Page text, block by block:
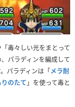
ン例(HP50%~)
(カウント開始)
(カウント3)
(カウント2)
(カウント1)
毒々しい光をまとって
パラディンを編成して
パラディンは「メラ耐
りのたて 」を使って毒と